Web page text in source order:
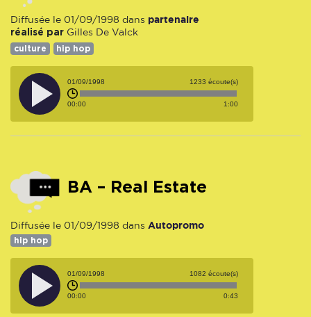
Diffusée le 01/09/1998 dans partenaire
réalisé par Gilles De Valck
culture hip hop
01/09/1998 1233 écoute(s)
00:00 1:00
BA – Real Estate
Diffusée le 01/09/1998 dans Autopromo
hip hop
01/09/1998 1082 écoute(s)
00:00 0:43